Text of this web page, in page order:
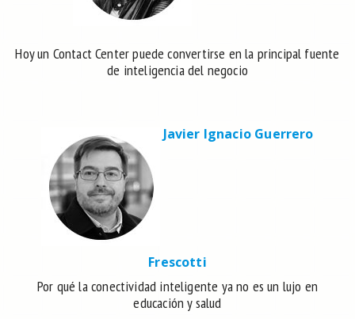
Hoy un Contact Center puede convertirse en la principal fuente
de inteligencia del negocio
Javier Ignacio Guerrero
Frescotti
Por qué la conectividad inteligente ya no es un lujo en
educación y salud